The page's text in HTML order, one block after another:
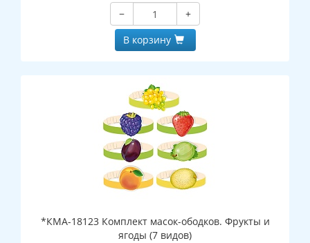
−
+
В корзину
*КМА-18123 Комплект масок-ободков. Фрукты и
ягоды (7 видов)